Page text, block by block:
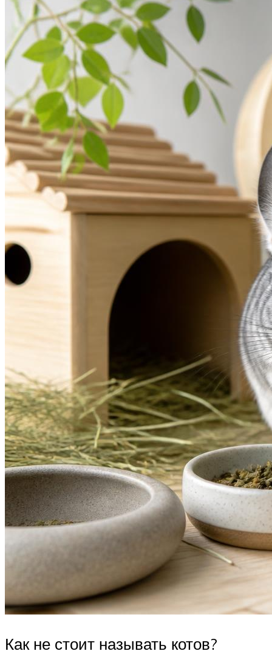
Как не стоит называть котов?